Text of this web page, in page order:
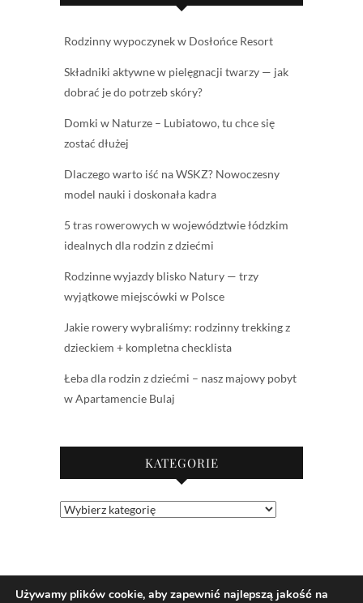
Rodzinny wypoczynek w Dosłońce Resort
Składniki aktywne w pielęgnacji twarzy — jak
dobrać je do potrzeb skóry?
Domki w Naturze – Lubiatowo, tu chce się
zostać dłużej
Dlaczego warto iść na WSKZ? Nowoczesny
model nauki i doskonała kadra
5 tras rowerowych w województwie łódzkim
idealnych dla rodzin z dziećmi
Rodzinne wyjazdy blisko Natury — trzy
wyjątkowe miejscówki w Polsce
Jakie rowery wybraliśmy: rodzinny trekking z
dzieckiem + kompletna checklista
Łeba dla rodzin z dziećmi – nasz majowy pobyt
w Apartamencie Bulaj
KATEGORIE
Kategorie
Używamy plików cookie, aby zapewnić najlepszą jakość na